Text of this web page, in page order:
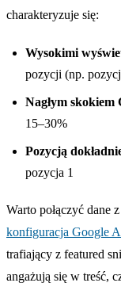
charakteryzuje się:
Wysokimi
pozycji (np.
Nagłym skokiem
15–30%
Pozycją
pozycja 1
Warto połączyć dane
konfiguracja Google
trafiający z featured
angażują się w treść,